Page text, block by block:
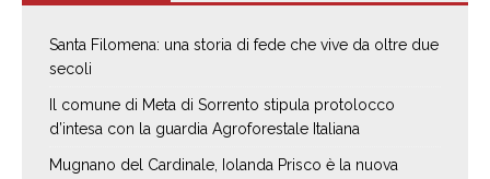
Santa Filomena: una storia di fede che vive da oltre due
secoli
Il comune di Meta di Sorrento stipula protolocco
d’intesa con la guardia Agroforestale Italiana
Mugnano del Cardinale, Iolanda Prisco è la nuova